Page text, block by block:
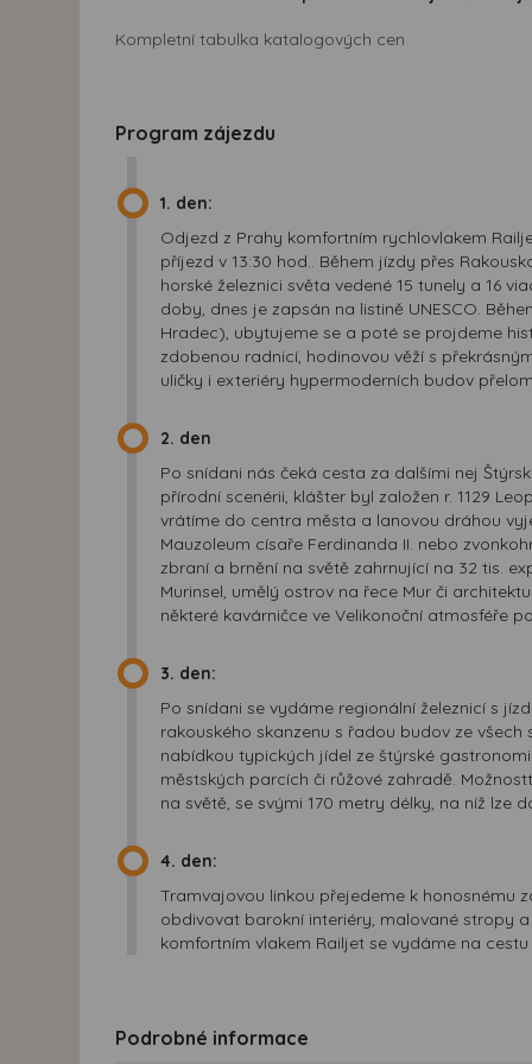
Kompletní tabulka katalogových cen
Program zájezdu
1. den:
Odjezd z Prahy komfortním rychlovlakem
příjezd v 13:30 hod.. Během jízdy přes
horské železnici světa vedené 15 tunely a 16
doby, dnes je zapsán na listině UNESCO.
Hradec), ubytujeme se a poté se projdeme
zdobenou radnicí, hodinovou věží s
uličky i exteriéry hypermoderních budov
2. den
Po snídani nás čeká cesta za dalšími nej
přírodní scenérii, klášter byl založen r. 1129
vrátíme do centra města a lanovou dráhou
Mauzoleum císaře Ferdinanda II. nebo
zbraní a brnění na světě zahrnující na 32 tis.
Murinsel, umělý ostrov na řece Mur či
některé kavárničce ve Velikonoční atmosféře
3. den:
Po snídani se vydáme regionální železnicí s
rakouského skanzenu s řadou budov ze
nabídkou typických jídel ze štýrské
městských parcích či růžové zahradě.
na světě, se svými 170 metry délky, na níž lze
4. den:
Tramvajovou linkou přejedeme k honosnému
obdivovat barokní interiéry, malované stropy
komfortním vlakem Railjet se vydáme na
Podrobné informace